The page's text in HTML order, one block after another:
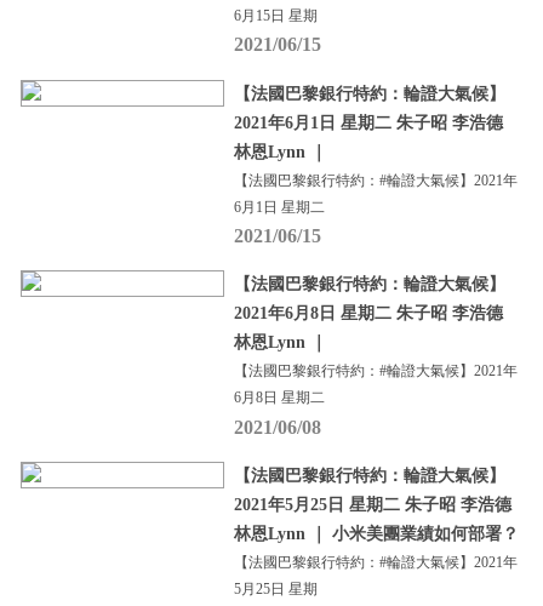
6月15日 星期
2021/06/15
【法國巴黎銀行特約：輪證大氣候】
2021年6月1日 星期二 朱子昭 李浩德
林恩Lynn ｜
【法國巴黎銀行特約：#輪證大氣候】2021年
6月1日 星期二
2021/06/15
【法國巴黎銀行特約：輪證大氣候】
2021年6月8日 星期二 朱子昭 李浩德
林恩Lynn ｜
【法國巴黎銀行特約：#輪證大氣候】2021年
6月8日 星期二
2021/06/08
【法國巴黎銀行特約：輪證大氣候】
2021年5月25日 星期二 朱子昭 李浩德
林恩Lynn ｜ 小米美團業績如何部署？
【法國巴黎銀行特約：#輪證大氣候】2021年
5月25日 星期